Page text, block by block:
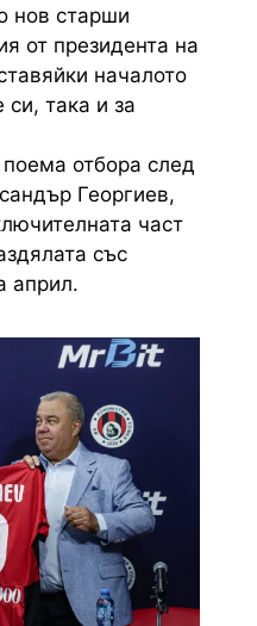
нов старши
от президента на
началото
си, така и за
поема отбора след
Георгиев,
част
със
април.